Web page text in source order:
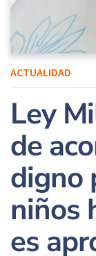
ACTUALIDAD
Ley
de
digno
niños
es